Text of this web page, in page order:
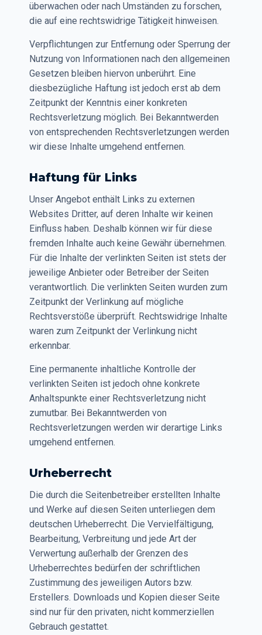
überwachen oder nach Umständen zu forschen,
die auf eine rechtswidrige Tätigkeit hinweisen.
Verpflichtungen zur Entfernung oder Sperrung der
Nutzung von Informationen nach den allgemeinen
Gesetzen bleiben hiervon unberührt. Eine
diesbezügliche Haftung ist jedoch erst ab dem
Zeitpunkt der Kenntnis einer konkreten
Rechtsverletzung möglich. Bei Bekanntwerden
von entsprechenden Rechtsverletzungen werden
wir diese Inhalte umgehend entfernen.
Haftung für Links
Unser Angebot enthält Links zu externen
Websites Dritter, auf deren Inhalte wir keinen
Einfluss haben. Deshalb können wir für diese
fremden Inhalte auch keine Gewähr übernehmen.
Für die Inhalte der verlinkten Seiten ist stets der
jeweilige Anbieter oder Betreiber der Seiten
verantwortlich. Die verlinkten Seiten wurden zum
Zeitpunkt der Verlinkung auf mögliche
Rechtsverstöße überprüft. Rechtswidrige Inhalte
waren zum Zeitpunkt der Verlinkung nicht
erkennbar.
Eine permanente inhaltliche Kontrolle der
verlinkten Seiten ist jedoch ohne konkrete
Anhaltspunkte einer Rechtsverletzung nicht
zumutbar. Bei Bekanntwerden von
Rechtsverletzungen werden wir derartige Links
umgehend entfernen.
Urheberrecht
Die durch die Seitenbetreiber erstellten Inhalte
und Werke auf diesen Seiten unterliegen dem
deutschen Urheberrecht. Die Vervielfältigung,
Bearbeitung, Verbreitung und jede Art der
Verwertung außerhalb der Grenzen des
Urheberrechtes bedürfen der schriftlichen
Zustimmung des jeweiligen Autors bzw.
Erstellers. Downloads und Kopien dieser Seite
sind nur für den privaten, nicht kommerziellen
Gebrauch gestattet.